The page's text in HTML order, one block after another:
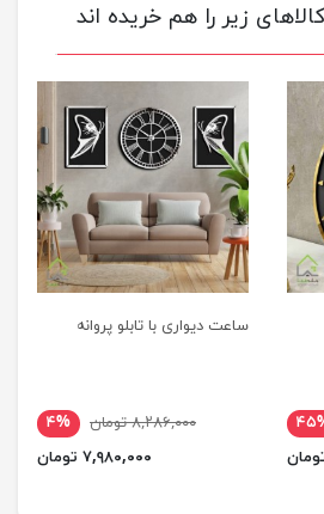
زیر را هم خریده اند
ساعت دیواری با تابلو پروانه
۸,۲۸۶,۰۰۰ تومان
۴%
۷,۹۸۰,۰۰۰ تومان